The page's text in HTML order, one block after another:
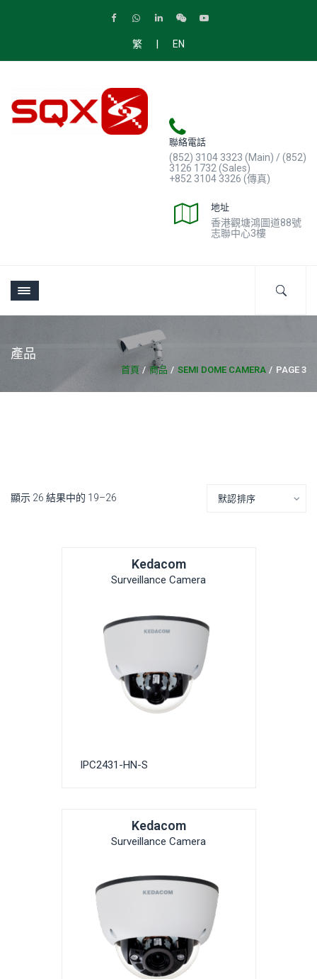
繁 | EN
聯絡電話
(852) 3104 3323 (Main) / (852)
3126 1732 (Sales)
+852 3104 3326 (傳真)
地址
香港觀塘鴻圖道88號
志聯中心3樓
產品
首頁 商品 SEMI DOME CAMERA PAGE 3
顯示 26 結果中的 19–26
Kedacom
Surveillance Camera
IPC2431-HN-S
Kedacom
Surveillance Camera